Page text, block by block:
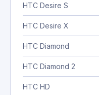
HTC Desire S
HTC Desire X
HTC Diamond
HTC Diamond 2
HTC HD